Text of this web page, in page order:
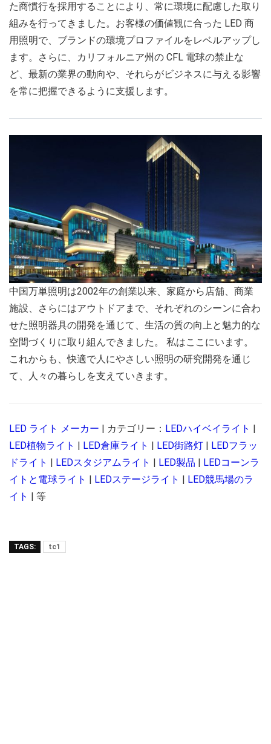
た商慣行を採用することにより、常に環境に配慮した取り
組みを行ってきました。お客様の価値観に合った LED 商
用照明で、ブランドの環境プロファイルをレベルアップし
ます。さらに、カリフォルニア州の CFL 電球の禁止な
ど、最新の業界の動向や、それらがビジネスに与える影響
を常に把握できるように支援します。
中国万単照明は2002年の創業以来、家庭から店舗、商業
施設、さらにはアウトドアまで、それぞれのシーンに合わ
せた照明器具の開発を通じて、生活の質の向上と魅力的な
空間づくりに取り組んできました。 私はここにいます。
これからも、快適で人にやさしい照明の研究開発を通じ
て、人々の暮らしを支えていきます。
LED ライト メーカー | カテゴリー： LEDハイベイライト |
LED植物ライト | LED倉庫ライト | LED街路灯 | LEDフラッ
ドライト | LEDスタジアムライト | LED製品 | LEDコーンラ
イトと電球ライト | LEDステージライト | LED競馬場のラ
イト | 等
TAGS: tc1